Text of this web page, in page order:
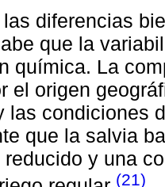
diferencias
que la
química. La
el origen
las condiciones
que la salvia
y una
(21)